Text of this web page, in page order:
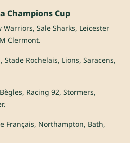
Champions Cup
Warriors, Sale Sharks, Leicester
Clermont.
Stade Rochelais, Lions, Saracens,
Racing 92, Stormers,
Français, Northampton, Bath,